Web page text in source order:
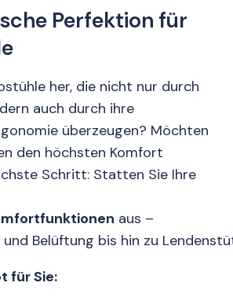
Perfektion für
her, die nicht nur durch
auch durch ihre
überzeugen? Möchten
den höchsten Komfort
Schritt: Statten Sie Ihre
aus –
und Belüftung bis hin zu
für Sie: